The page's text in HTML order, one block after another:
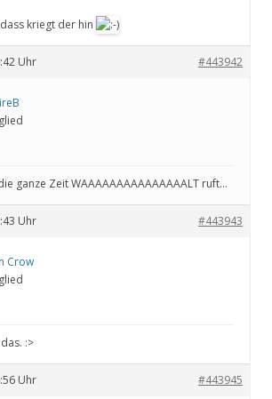
kriegt der hin
Uhr #443942
ganze Zeit WAAAAAAAAAAAAAAALT ruft…
Uhr #443943
Crow
:>
Uhr #443945